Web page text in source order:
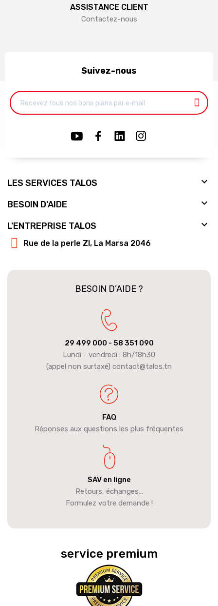
ASSISTANCE CLIENT
Contactez-nous
Suivez-nous
LES SERVICES TALOS 
BESOIN D'AIDE 
L'ENTREPRISE TALOS 
Rue de la perle ZI, La Marsa 2046
BESOIN D’AIDE ?
29 499 000 - 58 351 090
Lundi - vendredi : 8h/18h30
(appel non surtaxé) contact@talos.tn
FAQ
Réponses aux questions les plus fréquentes
SAV en ligne
Retours, échanges...
Formulez votre demande !
service premium